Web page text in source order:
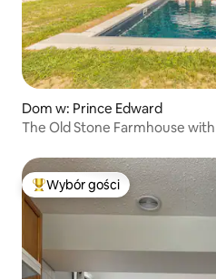
Dom w: Prince Edward
The Old Stone Farmhouse
Najpopularniejsze z kategorii
Wybór gości